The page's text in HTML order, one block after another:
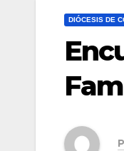
DIÓCESIS DE